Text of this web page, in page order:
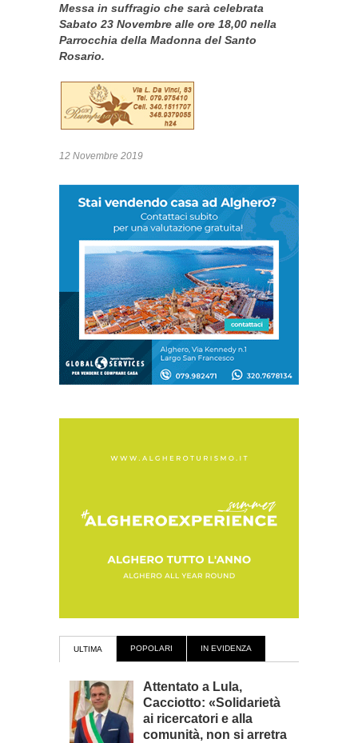
Messa in suffragio che sarà celebrata
Sabato 23 Novembre alle ore 18,00 nella
Parrocchia della Madonna del Santo
Rosario.
12 Novembre 2019
ULTIMA POPOLARI IN EVIDENZA
Attentato a Lula,
Cacciotto: «Solidarietà
ai ricercatori e alla
comunità, non si arretra